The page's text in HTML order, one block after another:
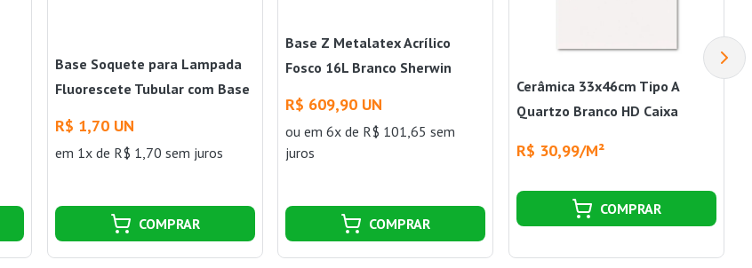
Base Soquete para Lampada
Fluorescete Tubular com Base
R$ 1,70 UN
em 1x de R$ 1,70 sem juros
COMPRAR
Base Z Metalatex Acrílico
Fosco 16L Branco Sherwin
R$ 609,90 UN
ouem 6x de R$ 101,65 sem
juros
COMPRAR
Cerâmica 33x46cm Tipo A
Quartzo Branco HD Caixa
R$ 30,99/M²
COMPRAR